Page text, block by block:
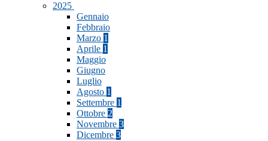
2025
Gennaio
Febbraio
Marzo 1
Aprile 1
Maggio
Giugno
Luglio
Agosto 1
Settembre 1
Ottobre 2
Novembre 3
Dicembre 3